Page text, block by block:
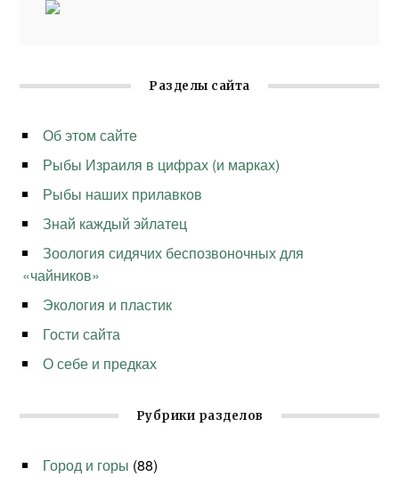
Разделы сайта
Об этом сайте
Рыбы Израиля в цифрах (и марках)
Рыбы наших прилавков
Знай каждый эйлатец
Зоология сидячих беспозвоночных для
«чайников»
Экология и пластик
Гости сайта
О себе и предках
Рубрики разделов
Город и горы (88)